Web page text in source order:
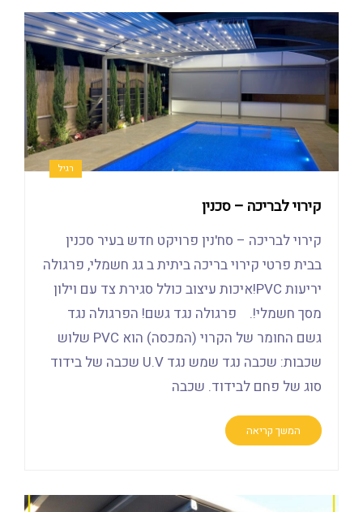
רגיל
קירוי לבריכה – סכנין
קירוי לבריכה – סח'נין פרויקט חדש בעיר סכנין
בבית פרטי קירוי בריכה ביתית ב גג חשמלי, פרגולה
יריעות PVC!איכות עיצוב כולל סגירת צד עם וילון
מסך חשמלי!. פרגולה נגד גשם! הפרגולה נגד
גשם החומר של הקרוי (המכסה) הוא PVC שלוש
שכבות: שכבה נגד שמש נגד U.V שכבה של בידוד
סוג של פחם לבידוד. שכבה
המשך קריאה